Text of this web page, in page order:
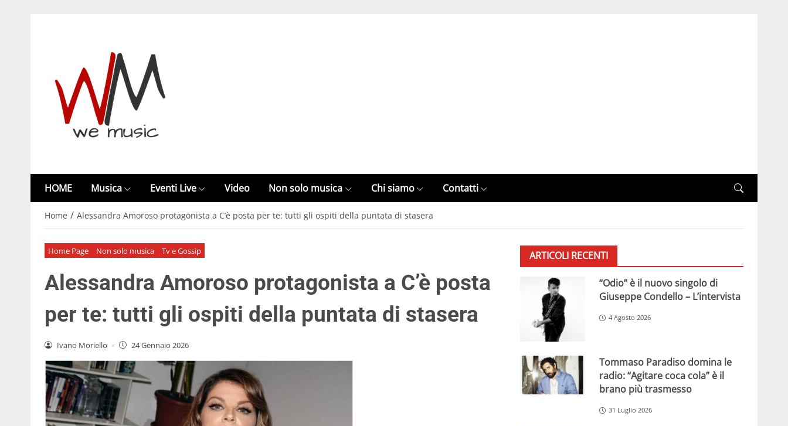
HOME Musica Eventi Live Video Non solo musica Chi siamo Contatti
Home / Alessandra Amoroso protagonista a C’è posta per te: tutti gli ospiti della puntata di stasera
Home Page Non solo musica Tv e Gossip
Alessandra Amoroso protagonista a C’è posta
per te: tutti gli ospiti della puntata di stasera
Ivano Moriello - 24 Gennaio 2026
ARTICOLI RECENTI
“Odio” è il nuovo singolo di
Giuseppe Condello – L’intervista
4 Agosto 2026
Tommaso Paradiso domina le
radio: “Agitare coca cola” è il
brano più trasmesso
31 Luglio 2026